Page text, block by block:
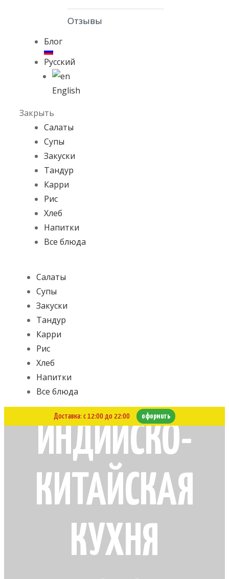
Отзывы
Блог
Русский
English
Закрыть
Салаты
Супы
Закуски
Тандур
Карри
Рис
Хлеб
Напитки
Все блюда
Салаты
Супы
Закуски
Тандур
Карри
Рис
Хлеб
Напитки
Все блюда
Доставка: с 12:00 до 22:00 оформить
ИНДИЙСКО-
КИТАЙСКАЯ
КУХНЯ